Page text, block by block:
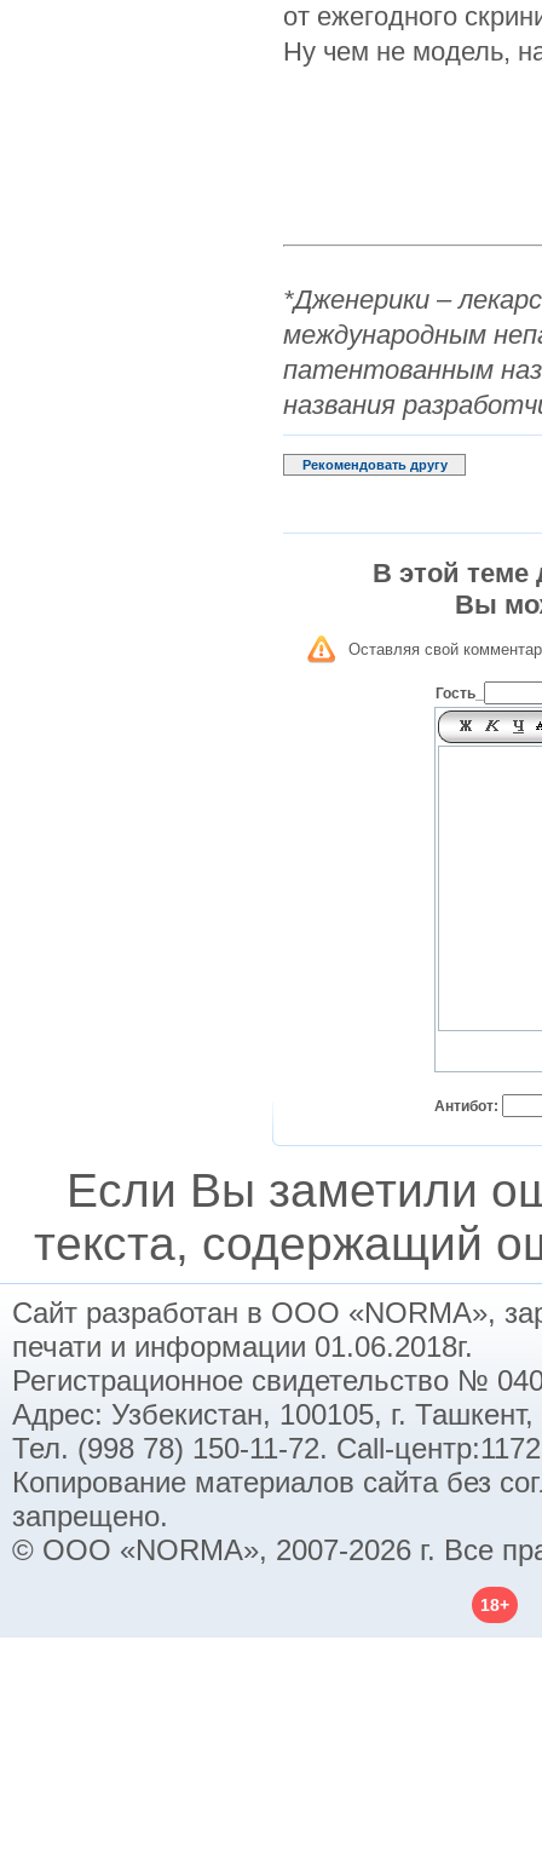
от ежегодного
Ну чем не модель,
*Дженерики –
международным
патентованным
названия
Рекомендовать другу
В этой теме
Вы
Оставляя свой
Гость_
Антибот:
Если Вы заметили
текста, содержащий
Сайт разработан в ООО «NORMA»,
печати и информации 01.06.2018г.
Регистрационное свидетельство №
Адрес: Узбекистан, 100105, г.
Тел. (998 78) 150-11-72. Call-
Копирование материалов сайта без
запрещено.
© ООО «NORMA», 2007-2026 г. Все
18+